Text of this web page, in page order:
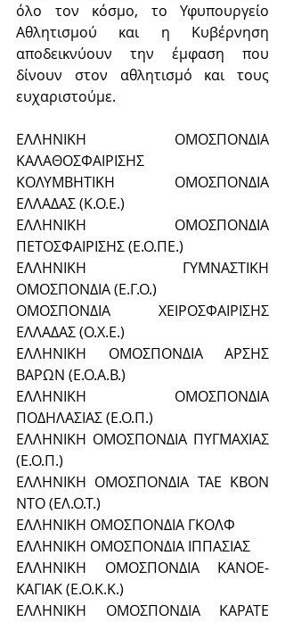
όλο τον κόσμο, το Υφυπουργείο
Αθλητισμού και η Κυβέρνηση
αποδεικνύουν την έμφαση που
δίνουν στον αθλητισμό και τους
ευχαριστούμε.
ΕΛΛΗΝΙΚΗ ΟΜΟΣΠΟΝΔΙΑ
ΚΑΛΑΘΟΣΦΑΙΡΙΣΗΣ
ΚΟΛΥΜΒΗΤΙΚΗ ΟΜΟΣΠΟΝΔΙΑ
ΕΛΛΑΔΑΣ (Κ.Ο.Ε.)
ΕΛΛΗΝΙΚΗ ΟΜΟΣΠΟΝΔΙΑ
ΠΕΤΟΣΦΑΙΡΙΣΗΣ (Ε.Ο.ΠΕ.)
ΕΛΛΗΝΙΚΗ ΓΥΜΝΑΣΤΙΚΗ
ΟΜΟΣΠΟΝΔΙΑ (Ε.Γ.Ο.)
ΟΜΟΣΠΟΝΔΙΑ ΧΕΙΡΟΣΦΑΙΡΙΣΗΣ
ΕΛΛΑΔΑΣ (Ο.Χ.Ε.)
ΕΛΛΗΝΙΚΗ ΟΜΟΣΠΟΝΔΙΑ ΑΡΣΗΣ
ΒΑΡΩΝ (Ε.Ο.Α.Β.)
ΕΛΛΗΝΙΚΗ ΟΜΟΣΠΟΝΔΙΑ
ΠΟΔΗΛΑΣΙΑΣ (Ε.Ο.Π.)
ΕΛΛΗΝΙΚΗ ΟΜΟΣΠΟΝΔΙΑ ΠΥΓΜΑΧΙΑΣ
(Ε.Ο.Π.)
ΕΛΛΗΝΙΚΗ ΟΜΟΣΠΟΝΔΙΑ ΤΑΕ ΚΒΟΝ
ΝΤΟ (ΕΛ.Ο.Τ.)
ΕΛΛΗΝΙΚΗ ΟΜΟΣΠΟΝΔΙΑ ΓΚΟΛΦ
ΕΛΛΗΝΙΚΗ ΟΜΟΣΠΟΝΔΙΑ ΙΠΠΑΣΙΑΣ
ΕΛΛΗΝΙΚΗ ΟΜΟΣΠΟΝΔΙΑ ΚΑΝΟΕ-
ΚΑΓΙΑΚ (Ε.Ο.Κ.Κ.)
ΕΛΛΗΝΙΚΗ ΟΜΟΣΠΟΝΔΙΑ ΚΑΡΑΤΕ